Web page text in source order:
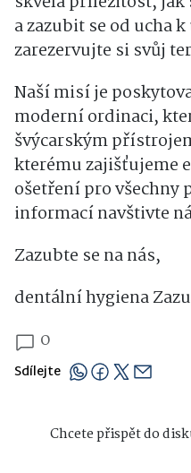
a zazubit se od ucha
zarezervujte si svůj
Naší misí je
moderní ordinaci,
švýcarským
kterému zajišťujeme
ošetření pro všechny
informací navštivte
Zazubte se na nás,
dentální hygiena
0
Sdílejte
Chcete přispět do